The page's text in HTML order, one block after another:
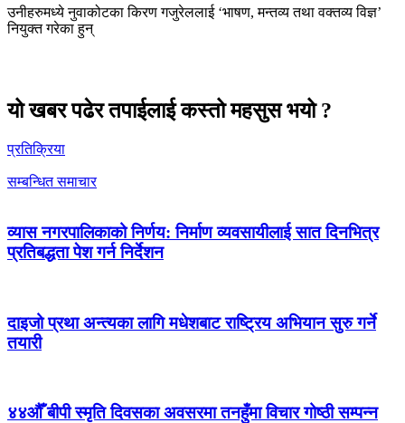
उनीहरुमध्ये नुवाकोटका किरण गजुरेललाई ‘भाषण, मन्तव्य तथा वक्तव्य विज्ञ’
नियुक्त गरेका हुन्
यो खबर पढेर तपाईलाई कस्तो महसुस भयो ?
प्रतिक्रिया
सम्बन्धित समाचार
व्यास नगरपालिकाको निर्णय: निर्माण व्यवसायीलाई सात दिनभित्र
प्रतिबद्धता पेश गर्न निर्देशन
दाइजो प्रथा अन्त्यका लागि मधेशबाट राष्ट्रिय अभियान सुरु गर्ने
तयारी
४४औँ बीपी स्मृति दिवसका अवसरमा तनहुँमा विचार गोष्ठी सम्पन्न